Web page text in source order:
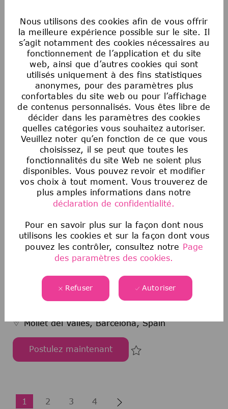
Nous utilisons des cookies afin de vous offrir
la meilleure expérience possible sur le site. Il
s’agit notamment des cookies nécessaires au
fonctionnement de l’application et du site
web, ainsi que d’autres cookies qui sont
utilisés uniquement à des fins statistiques
anonymes, pour des paramètres plus
confortables du site web ou pour l’affichage
de contenus personnalisés. Vous êtes libre de
décider dans les paramètres des cookies
quelles catégories vous souhaitez autoriser.
Veuillez noter qu’en fonction de ce que vous
choisissez, il se peut que toutes les
fonctionnalités du site Web ne soient plus
disponibles. Vous pouvez revoir et modifier
vos choix à tout moment. Vous trouverez de
plus amples informations dans notre
déclaration de confidentialité.
Pour en savoir plus sur la façon dont nous
utilisons les cookies et sur la façon dont vous
pouvez les contrôler, consultez notre Page
des paramètres des cookies.
Refuser Autoriser
Prüfpräparate ab November 2026
(m/w/d)
Darmstadt, Hessen, Germany
Type d’emploi
Temps plein
Postulez maintenant
Pharmaziepraktikum im Bereich der
Sauvegarder
Rechtsreferendar in der
Konzernrechtsabteilung
(m/w/divers)
Darmstadt, Hessen, Germany
Type d’emploi
Temps plein
Postulez maintenant
Rechtsreferendar in der Sauvegarder
Data & Artificial Intelligence -
Internship - Curious Talent
Mollet del Valles, Barcelona, Spain
Postulez maintenant
Data & Artificial Intelligence - Internship -
Sauvegarder Data &
1 2 3 4